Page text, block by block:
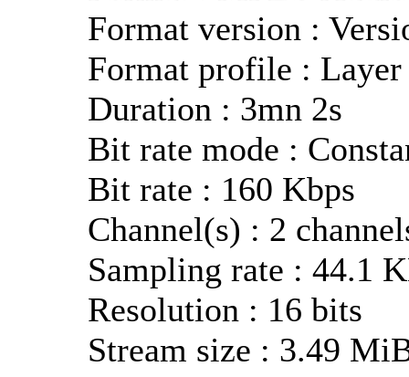
Format version :
Format profile : Layer
Duration : 3mn 2s
Bit rate mode :
Bit rate : 160 Kbps
Channel(s) : 2
Sampling rate : 44.1
Resolution : 16 bits
Stream size : 3.49